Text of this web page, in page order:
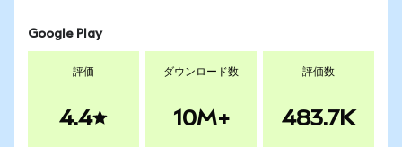
Google Play
評価
4.4
ダウンロード数
10M+
評価数
483.7K